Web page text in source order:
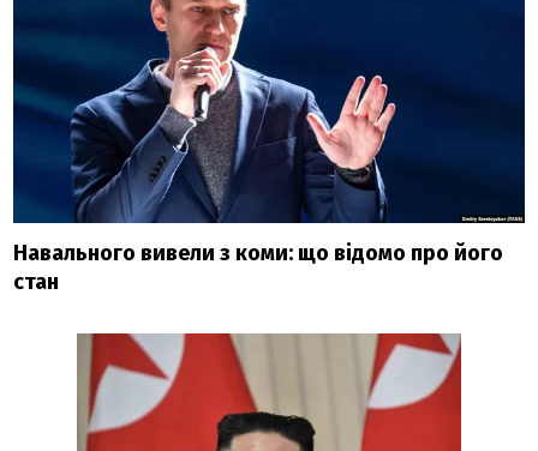
Навального вивели з коми: що відомо про його
стан